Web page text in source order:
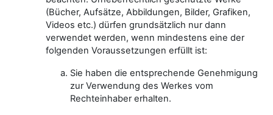
(Bücher, Aufsätze, Abbildungen, Bilder, Grafiken,
Videos etc.) dürfen grundsätzlich nur dann
verwendet werden, wenn mindestens eine der
folgenden Voraussetzungen erfüllt ist:
Sie haben die entsprechende Genehmigung
zur Verwendung des Werkes vom
Rechteinhaber erhalten.